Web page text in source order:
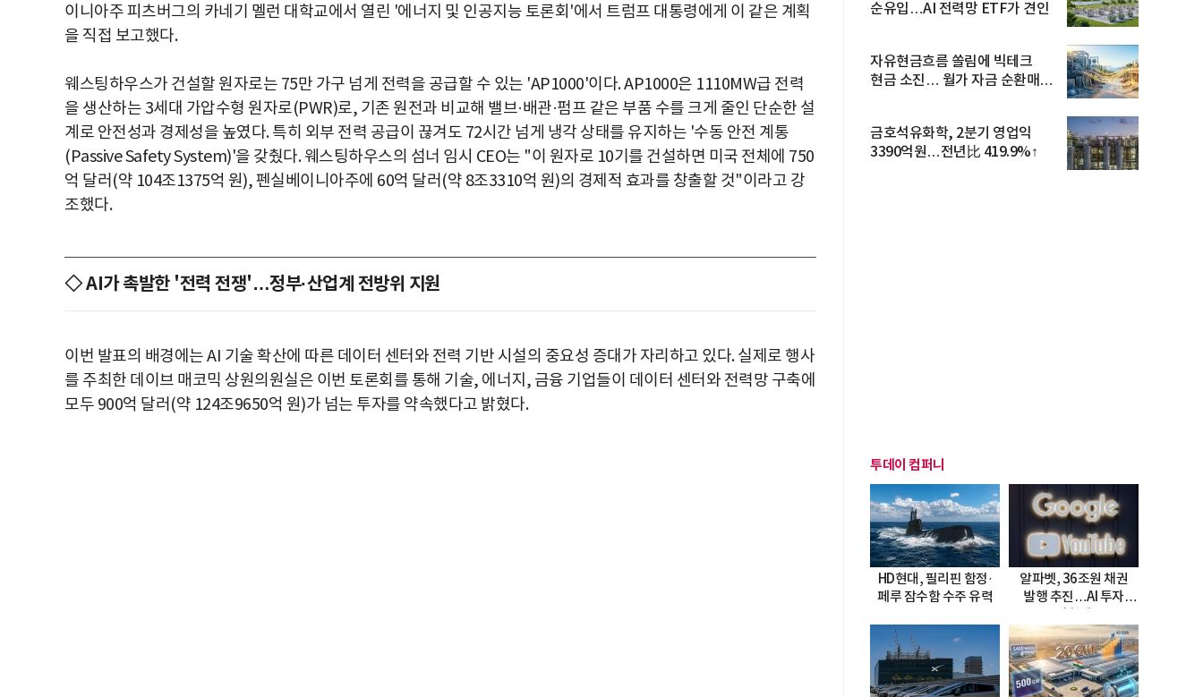
이니아주 피츠버그의 카네기 멜런 대학교에서 열린 '에너지 및 인공지능 토론회'에서 트럼프 대통령에게 이 같은 계획
을 직접 보고했다.
웨스팅하우스가 건설할 원자로는 75만 가구 넘게 전력을 공급할 수 있는 'AP1000'이다. AP1000은 1110MW급 전력
을 생산하는 3세대 가압수형 원자로(PWR)로, 기존 원전과 비교해 밸브·배관·펌프 같은 부품 수를 크게 줄인 단순한 설
계로 안전성과 경제성을 높였다. 특히 외부 전력 공급이 끊겨도 72시간 넘게 냉각 상태를 유지하는 '수동 안전 계통
(Passive Safety System)'을 갖췄다. 웨스팅하우스의 섬너 임시 CEO는 "이 원자로 10기를 건설하면 미국 전체에 750
억 달러(약 104조1375억 원), 펜실베이니아주에 60억 달러(약 8조3310억 원)의 경제적 효과를 창출할 것"이라고 강
조했다.
◇ AI가 촉발한 '전력 전쟁'…정부·산업계 전방위 지원
이번 발표의 배경에는 AI 기술 확산에 따른 데이터 센터와 전력 기반 시설의 중요성 증대가 자리하고 있다. 실제로 행사
를 주최한 데이브 매코믹 상원의원실은 이번 토론회를 통해 기술, 에너지, 금융 기업들이 데이터 센터와 전력망 구축에
모두 900억 달러(약 124조9650억 원)가 넘는 투자를 약속했다고 밝혔다.
순유입…AI 전력망 ETF가 견인
자유현금흐름 쏠림에 빅테크
현금 소진… 월가 자금 순환매
금호석유화학, 2분기 영업익
3390억원…전년比 419.9%↑
투데이 컴퍼니
HD현대, 필리핀 함정·
페루 잠수함 수주 유력
알파벳, 36조원 채권
발행 추진…AI 투자